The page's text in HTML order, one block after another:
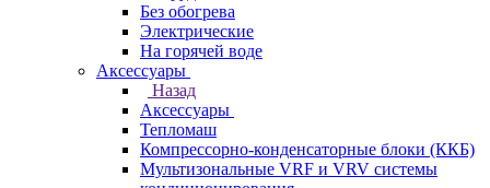
Без обогрева
Электрические
На горячей воде
Аксессуары
Назад
Аксессуары
Тепломаш
Компрессорно-конденсаторные блоки (ККБ)
Мультизональные VRF и VRV системы